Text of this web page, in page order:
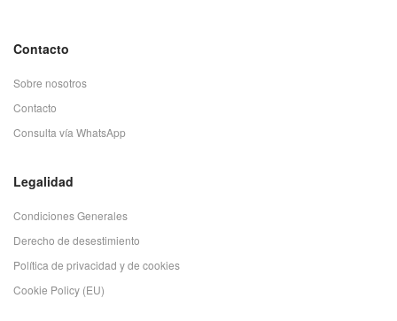
Contacto
Sobre nosotros
Contacto
Consulta vía WhatsApp
Legalidad
Condiciones Generales
Derecho de desestimiento
Política de privacidad y de cookies
Cookie Policy (EU)